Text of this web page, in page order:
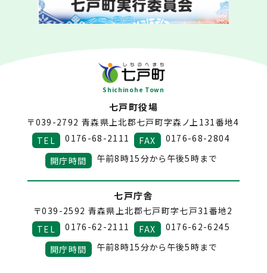
Shichinohe Town
七戸町役場
〒039-2792 青森県上北郡七戸町字森ノ上131番地4
TEL
0176-68-2111 FAX
0176-68-2804
開庁時間
午前8時15分から午後5時まで
七戸庁舎
〒039-2592 青森県上北郡七戸町字七戸31番地2
TEL
0176-62-2111 FAX
0176-62-6245
開庁時間
午前8時15分から午後5時まで